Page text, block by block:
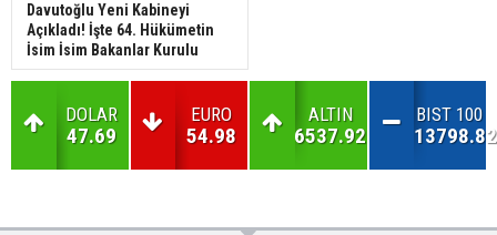
Davutoğlu Yeni Kabineyi
Açıkladı! İşte 64. Hükümetin
İsim İsim Bakanlar Kurulu
DOLAR
47.69
EURO
54.98
ALTIN
6537.92
BIST 100
13798.82